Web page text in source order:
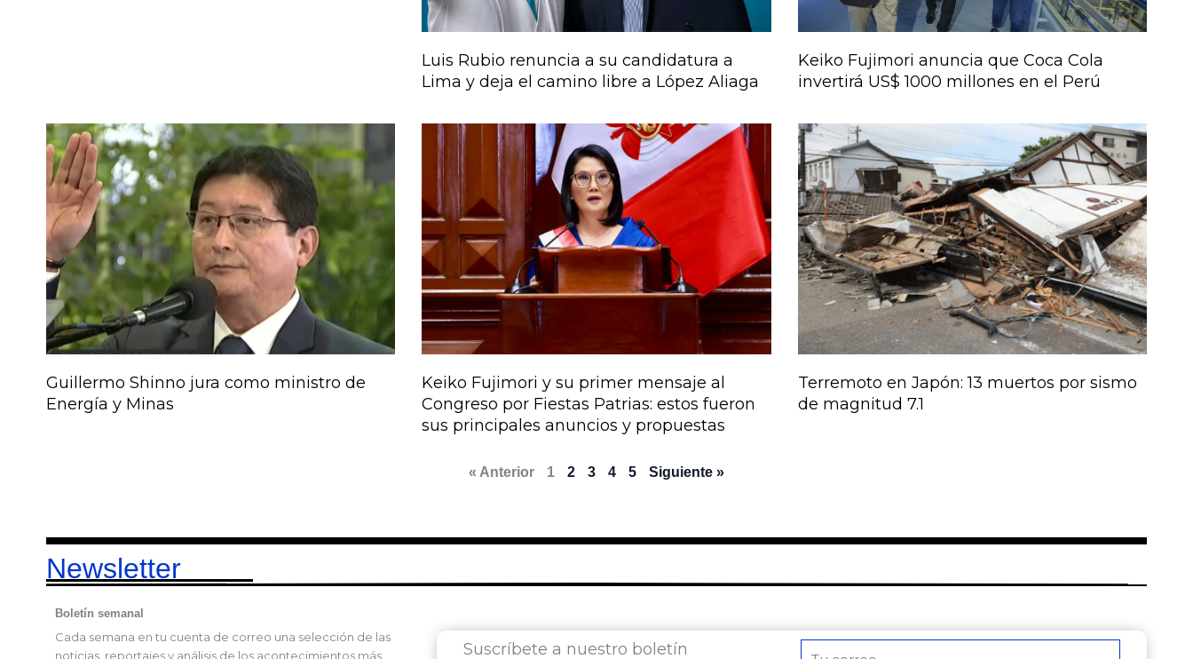
Luis Rubio renuncia a su candidatura a
Lima y deja el camino libre a López Aliaga
Keiko Fujimori anuncia que Coca Cola
invertirá US$ 1000 millones en el Perú
Guillermo Shinno jura como ministro de
Energía y Minas
Keiko Fujimori y su primer mensaje al
Congreso por Fiestas Patrias: estos fueron
sus principales anuncios y propuestas
Terremoto en Japón: 13 muertos por sismo
de magnitud 7.1
« Anterior 1 2 3 4 5 Siguiente »
Newsletter
Boletín semanal
Cada semana en tu cuenta de correo una selección de las
noticias, reportajes y análisis de los acontecimientos más
Suscríbete a nuestro boletín